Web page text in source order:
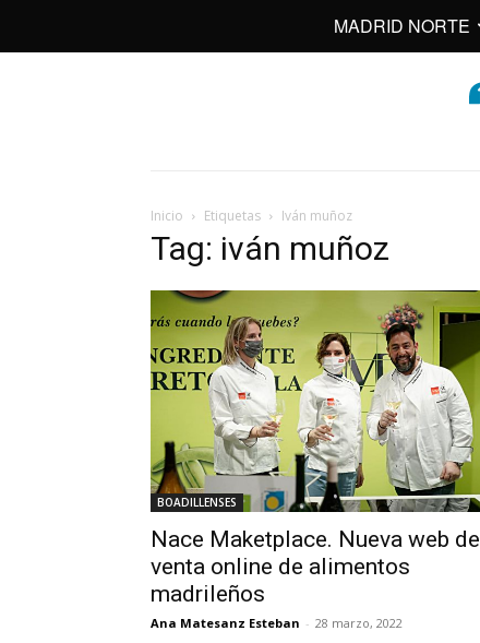
MADRID NORTE
Inicio Etiquetas Iván muñoz
Tag: iván muñoz
BOADILLENSES
Nace Maketplace. Nueva web de
venta online de alimentos
madrileños
Ana Matesanz Esteban - 28 marzo, 2022